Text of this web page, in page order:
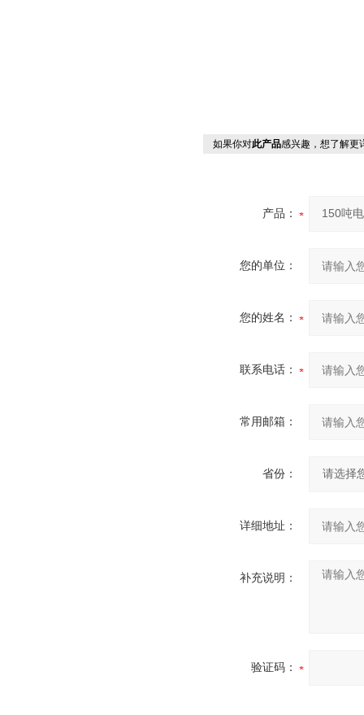
如果你对此产品感兴趣，想了解更
产品：
您的单位：
您的姓名：
联系电话：
常用邮箱：
省份：
详细地址：
补充说明：
验证码：